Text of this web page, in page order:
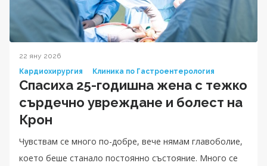
22 яну 2026
Кардиохирургия
Клиника по Гастроентерология
Спасиха 25-годишна жена с тежко
сърдечно увреждане и болест на
Крон
Чувствам се много по-добре, вече нямам главоболие,
което беше станало постоянно състояние. Много се